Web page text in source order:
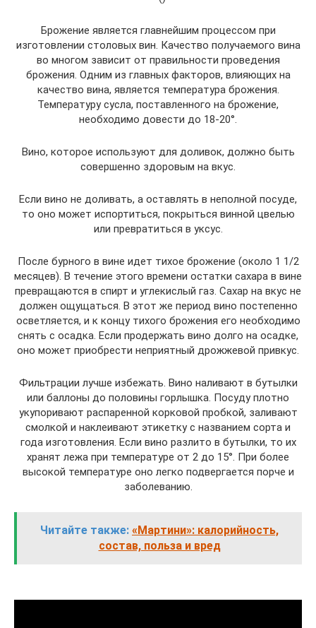
Брожение является главнейшим процессом при
изготовлении столовых вин. Качество получаемого вина
во многом зависит от правильности проведения
брожения. Одним из главных факторов, влияющих на
качество вина, является температура брожения.
Температуру сусла, поставленного на брожение,
необходимо довести до 18-20°.
Вино, которое используют для доливок, должно быть
совершенно здоровым на вкус.
Если вино не доливать, а оставлять в неполной посуде,
то оно может испортиться, покрыться винной цвелью
или превратиться в уксус.
После бурного в вине идет тихое брожение (около 1 1/2
месяцев). В течение этого времени остатки сахара в вине
превращаются в спирт и углекислый газ. Сахар на вкус не
должен ощущаться. В этот же период вино постепенно
осветляется, и к концу тихого брожения его необходимо
снять с осадка. Если продержать вино долго на осадке,
оно может приобрести неприятный дрожжевой привкус.
Фильтрации лучше избежать. Вино наливают в бутылки
или баллоны до половины горлышка. Посуду плотно
укупоривают распаренной корковой пробкой, заливают
смолкой и наклеивают этикетку с названием сорта и
года изготовления. Если вино разлито в бутылки, то их
хранят лежа при температуре от 2 до 15°. При более
высокой температуре оно легко подвергается порче и
заболеванию.
Читайте также: «Мартини»: калорийность,
состав, польза и вред